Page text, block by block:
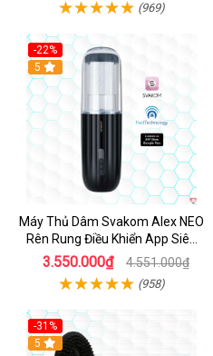
(969)
-22%
5
Máy Thủ Dâm Svakom Alex NEO
Rên Rung Điều Khiển App Siêu
Phê
3.550.000₫ 4.551.000₫
(958)
-31%
5